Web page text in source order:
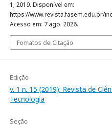
1, 2019. Disponível em:
https://www.revista.fasem.edu.br/
Acesso em: 7 ago. 2026.
Fomatos de Citação
Edição
v. 1 n. 15 (2019): Revista de
Tecnologia
Seção